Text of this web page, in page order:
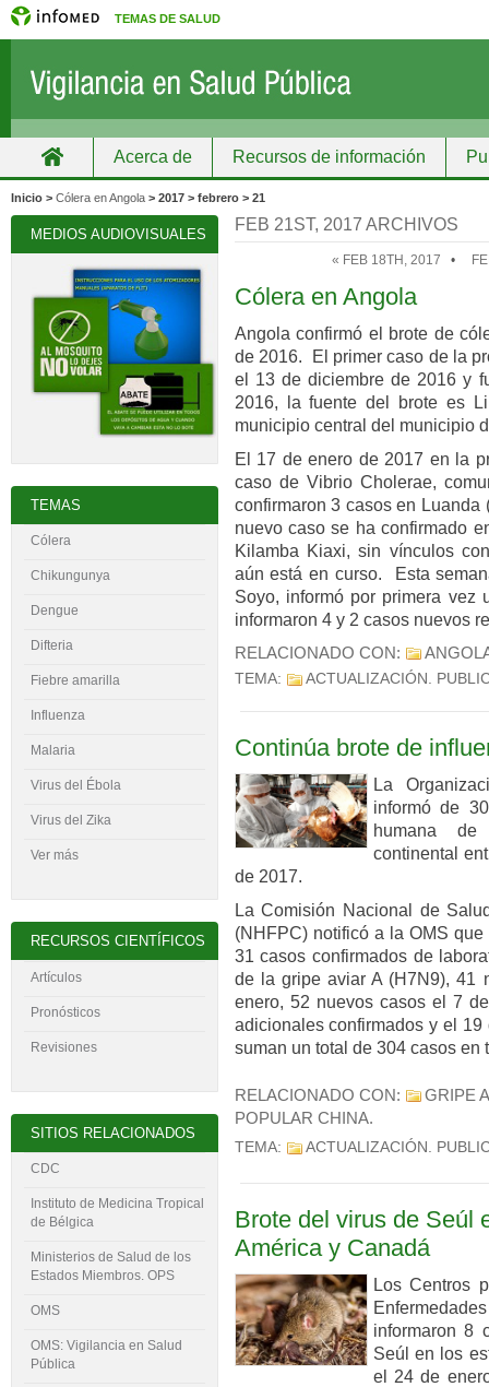
TEMAS DE SALUD
Acerca de Recursos de información
Grupos Recursos de información
Inicio > Cólera en Angola > 2017 > febrero > 21
FEB 21ST, 2017 ARCHIVOS
« FEB 18TH, 2017 •
Cólera en Angola
Angola confirmó el brote de
de 2016. El primer caso de la
el 13 de diciembre de 2016 y
2016, la fuente del brote es
municipio central del municipio
El 17 de enero de 2017 en la
caso de Vibrio Cholerae,
confirmaron 3 casos en
nuevo caso se ha confirmado
Kilamba Kiaxi, sin vínculos
aún está en curso. Esta
Soyo, informó por primera vez
informaron 4 y 2 casos nuevos
RELACIONADO CON:
TEMA: ACTUALIZACIÓN .
Continúa brote de
La
informó de
humana
continental
de 2017.
La Comisión Nacional de
(NHFPC) notificó a la OMS
31 casos confirmados de
de la gripe aviar A (H7N9), 41
enero, 52 nuevos casos el 7
adicionales confirmados y el
suman un total de 304 casos en
RELACIONADO CON:
GRIPE
POPULAR CHINA.
TEMA: ACTUALIZACIÓN .
Brote del virus de Seúl
América y Canadá
Los Centros
informaron 8
Seúl en los
el 24 de
MEDIOS AUDIOVISUALES
TEMAS
Cólera
Chikungunya
Dengue
Difteria
Fiebre amarilla
Influenza
Malaria
Virus del Ébola
Virus del Zika
Ver más
RECURSOS CIENTÍFICOS
Artículos
Pronósticos
Revisiones
SITIOS RELACIONADOS
CDC
Instituto de Medicina Tropical
de Bélgica
Ministerios de Salud de los
Estados Miembros. OPS
OMS
OMS: Vigilancia en Salud
Pública